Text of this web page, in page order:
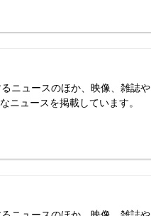
ニュースのほか、映像、雑誌や
ニュースを掲載しています。